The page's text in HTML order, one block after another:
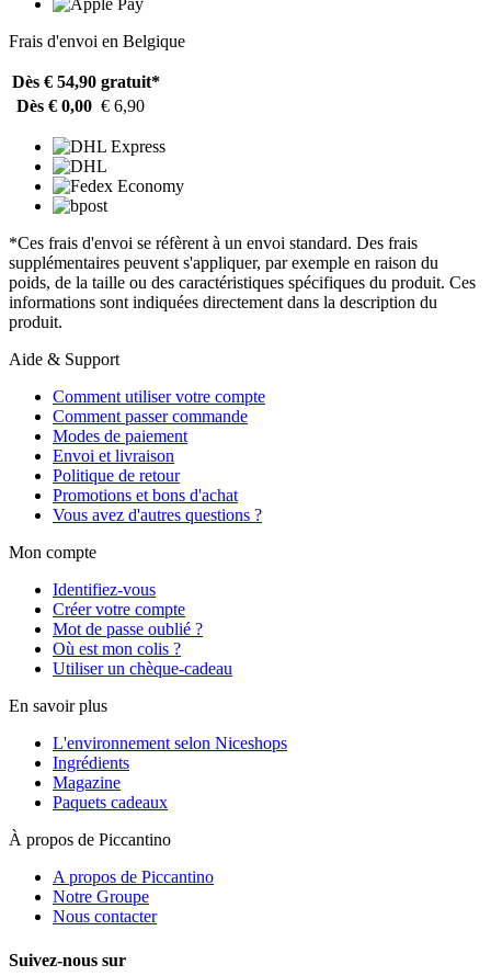
Frais d'envoi en Belgique
Dès € 54,90 gratuit*
Dès € 0,00 € 6,90
*Ces frais d'envoi se réfèrent à un envoi standard. Des frais
supplémentaires peuvent s'appliquer, par exemple en raison du
poids, de la taille ou des caractéristiques spécifiques du produit. Ces
informations sont indiquées directement dans la description du
produit.
Aide & Support
Comment utiliser votre compte
Comment passer commande
Modes de paiement
Envoi et livraison
Politique de retour
Promotions et bons d'achat
Vous avez d'autres questions ?
Mon compte
Identifiez-vous
Créer votre compte
Mot de passe oublié ?
Où est mon colis ?
Utiliser un chèque-cadeau
En savoir plus
L'environnement selon Niceshops
Ingrédients
Magazine
Paquets cadeaux
À propos de Piccantino
A propos de Piccantino
Notre Groupe
Nous contacter
Suivez-nous sur